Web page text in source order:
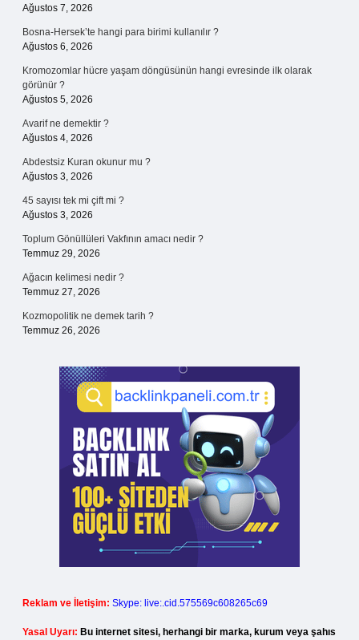
Ağustos 7, 2026
Bosna-Hersek’te hangi para birimi kullanılır ?
Ağustos 6, 2026
Kromozomlar hücre yaşam döngüsünün hangi evresinde ilk olarak
görünür ?
Ağustos 5, 2026
Avarif ne demektir ?
Ağustos 4, 2026
Abdestsiz Kuran okunur mu ?
Ağustos 3, 2026
45 sayısı tek mi çift mi ?
Ağustos 3, 2026
Toplum Gönüllüleri Vakfının amacı nedir ?
Temmuz 29, 2026
Ağacın kelimesi nedir ?
Temmuz 27, 2026
Kozmopolitik ne demek tarih ?
Temmuz 26, 2026
Reklam ve İletişim: Skype: live:.cid.575569c608265c69
Yasal Uyarı: Bu internet sitesi, herhangi bir marka, kurum veya şahıs